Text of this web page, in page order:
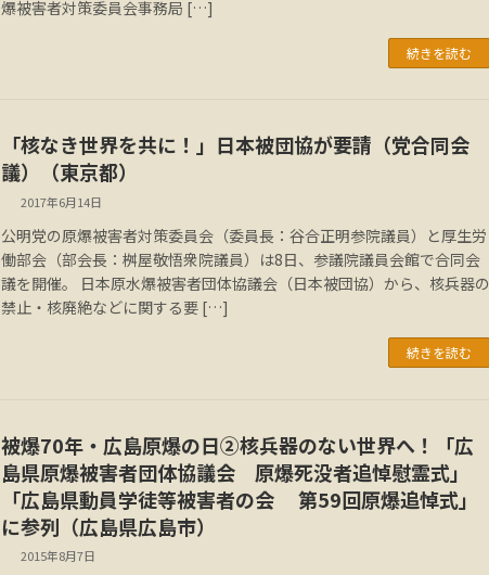
爆被害者対策委員会事務局 […]
続きを読む
「核なき世界を共に！」日本被団協が要請（党合同会
議）（東京都）
2017年6月14日
公明党の原爆被害者対策委員会（委員長：谷合正明参院議員）と厚生労
働部会（部会長：桝屋敬悟衆院議員）は8日、参議院議員会館で合同会
議を開催。 日本原水爆被害者団体協議会（日本被団協）から、核兵器の
禁止・核廃絶などに関する要 […]
続きを読む
被爆70年・広島原爆の日②核兵器のない世界へ！「広
島県原爆被害者団体協議会 原爆死没者追悼慰霊式」
「広島県動員学徒等被害者の会 第59回原爆追悼式」
に参列（広島県広島市）
2015年8月7日